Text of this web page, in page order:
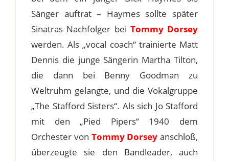
Sänger auftrat – Haymes sollte später
Sinatras Nachfolger bei Tommy Dorsey
werden. Als „vocal coach“ trainierte Matt
Dennis die junge Sängerin Martha Tilton,
die dann bei Benny Goodman zu
Weltruhm gelangte, und die Vokalgruppe
„The Stafford Sisters“. Als sich Jo Stafford
mit den „Pied Pipers“ 1940 dem
Orchester von Tommy Dorsey anschloß,
überzeugte sie den Bandleader, auch